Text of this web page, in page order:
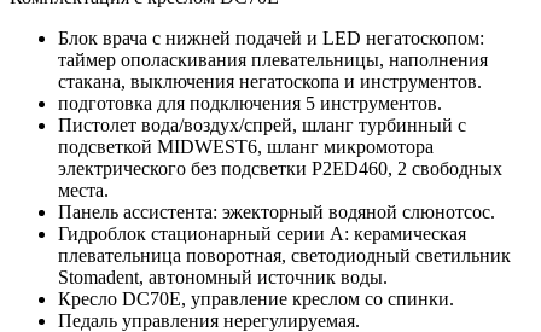
Блок врача с нижней подачей и LED негатоскопом:
таймер ополаскивания плевательницы, наполнения
стакана, выключения негатоскопа и инструментов.
подготовка для подключения 5 инструментов.
Пистолет вода/воздух/спрей, шланг турбинный с
подсветкой MIDWEST6, шланг микромотора
электрического без подсветки P2ED460, 2 свободных
места.
Панель ассистента: эжекторный водяной слюнотсос.
Гидроблок стационарный серии А: керамическая
плевательница поворотная, светодиодный светильник
Stomadent, автономный источник воды.
Кресло DC70E, управление креслом со спинки.
Педаль управления нерегулируемая.